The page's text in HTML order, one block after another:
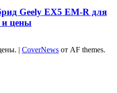
Geely EX5 EM-R для
и цены
| CoverNews от AF themes.